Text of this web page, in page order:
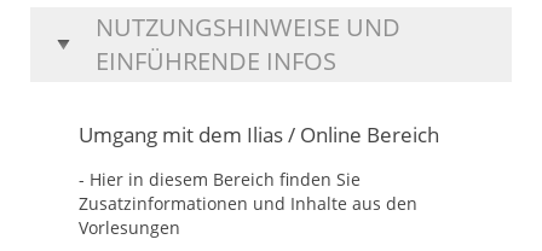
NUTZUNGSHINWEISE UND
EINFÜHRENDE INFOS
Umgang mit dem Ilias / Online Bereich
- Hier in diesem Bereich finden Sie
Zusatzinformationen und Inhalte aus den
Vorlesungen